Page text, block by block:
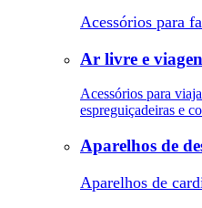
Acessórios para
Ar livre e
Acessórios para
espreguiçadeiras e
Aparelhos de
Aparelhos de